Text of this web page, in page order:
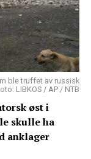
ble truffet av russisk
LIBKOS / AP / NTB
øst i
skulle ha
anklager